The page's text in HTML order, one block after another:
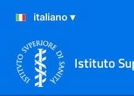
Istituto